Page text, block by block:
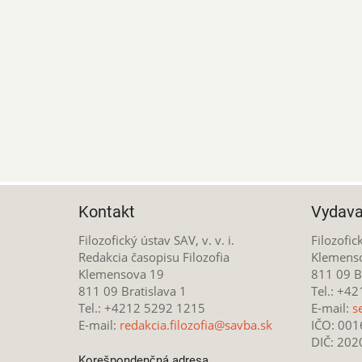
Kontakt
Filozofický ústav SAV, v. v. i.
Redakcia časopisu Filozofia
Klemensova 19
811 09 Bratislava 1
Tel.: +4212 5292 1215
E-mail: redakcia.filozofia@savba.sk
811 09
Tel.:
E-mail:
IČO:
DIČ: